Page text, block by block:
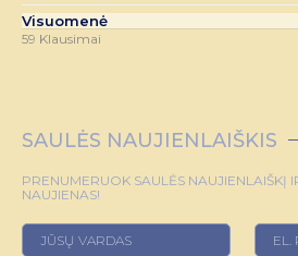
Visuomenė
59 Klausimai
SAULĖS NAUJIENLAIŠKIS
PRENUMERUOK SAULĖS NAUJIENLAIŠKĮ
NAUJIENAS!